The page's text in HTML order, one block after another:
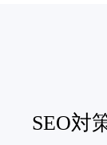
SEO対